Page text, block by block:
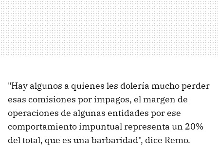
"Hay algunos a quienes les dolería mucho perder
esas comisiones por impagos, el margen de
operaciones de algunas entidades por ese
comportamiento impuntual representa un 20%
del total, que es una barbaridad", dice Remo.